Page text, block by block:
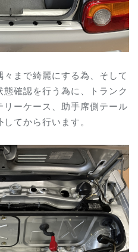
まで綺麗にする為、そして
確認を行う為に、トランク
ーケース、助手席側テール
てから行います。